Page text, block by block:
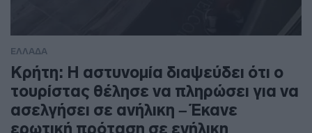
ΕΛΛΑΔΑ
Κρήτη: Η αστυνομία διαψεύδει ότι ο
τουρίστας θέλησε να πληρώσει για να
ασελγήσει σε ανήλικη – Έκανε
ερωτική πρόταση σε ενήλικη